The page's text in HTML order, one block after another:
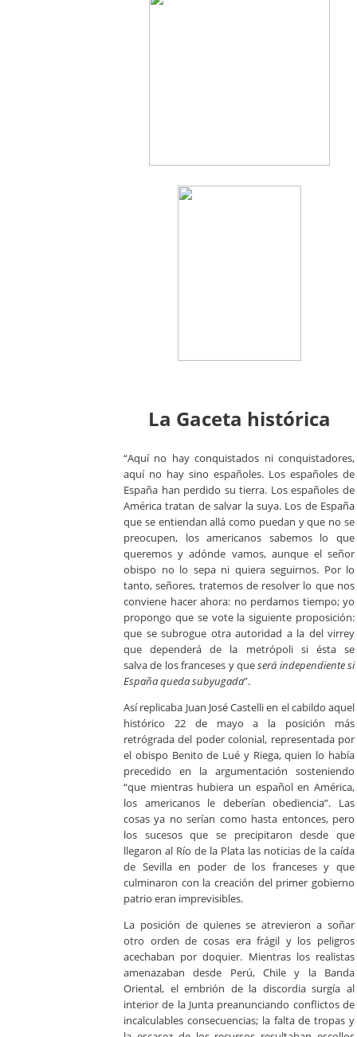
La Gaceta histórica
“Aquí no hay conquistados ni conquistadores,
aquí no hay sino españoles. Los españoles de
España han perdido su tierra. Los españoles de
América tratan de salvar la suya. Los de España
que se entiendan allá como puedan y que no se
preocupen, los americanos sabemos lo que
queremos y adónde vamos, aunque el señor
obispo no lo sepa ni quiera seguirnos. Por lo
tanto, señores, tratemos de resolver lo que nos
conviene hacer ahora: no perdamos tiempo; yo
propongo que se vote la siguiente proposición:
que se subrogue otra autoridad a la del virrey
que dependerá de la metrópoli si ésta se
salva de los franceses y queserá independiente si
España queda subyugada”.
Así replicaba Juan José Castelli en el cabildo aquel
histórico 22 de mayo a la posición más
retrógrada del poder colonial, representada por
el obispo Benito de Lué y Riega, quien lo había
precedido en la argumentación sosteniendo
“que mientras hubiera un español en América,
los americanos le deberían obediencia”. Las
cosas ya no serían como hasta entonces, pero
los sucesos que se precipitaron desde que
llegaron al Río de la Plata las noticias de la caída
de Sevilla en poder de los franceses y que
culminaron con la creación del primer gobierno
patrio eran imprevisibles.
La posición de quienes se atrevieron a soñar
otro orden de cosas era frágil y los peligros
acechaban por doquier. Mientras los realistas
amenazaban desde Perú, Chile y la Banda
Oriental, el embrión de la discordia surgía al
interior de la Junta preanunciando conflictos de
incalculables consecuencias; la falta de tropas y